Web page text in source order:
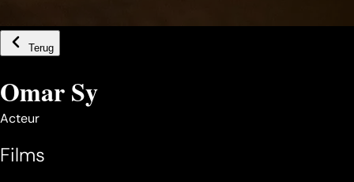
Terug
Omar Sy
Acteur
Films